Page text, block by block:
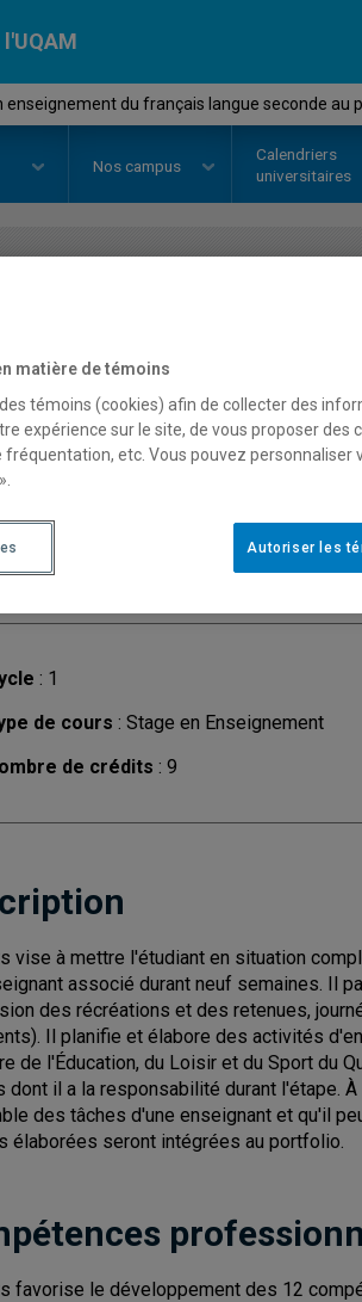
enseignement du français langue seconde au
Nos campus
Calendriers
universitaires
français langue
secondaire
Description
: 1
de cours : Stage en Enseignement
de crédits : 9
vise à mettre l'étudiant en situation
associé durant neuf semaines. Il
des récréations et des retenues,
Il planifie et élabore des activités
de l'Éducation, du Loisir et du Sport du
dont il a la responsabilité durant l'étape.
des tâches d'une enseignant et qu'il
élaborées seront intégrées au portfolio.
favorise le développement des 12
matière de témoins
témoins (cookies) afin de collecter des
expérience sur le site, de vous proposer des
etc. Vous pouvez personnaliser
Autoriser les